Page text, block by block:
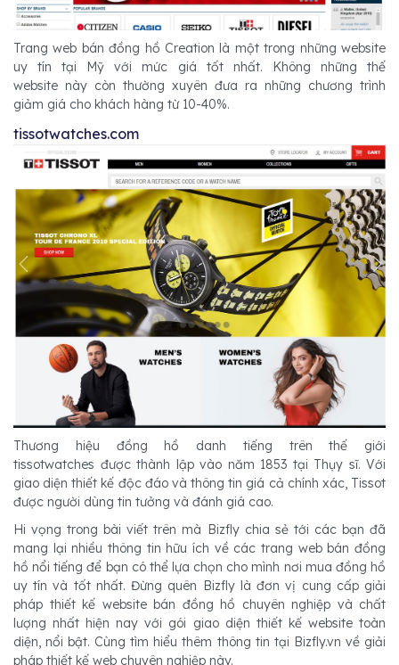
Trang web bán đồng hồ Creation là một trong những website
uy tín tại Mỹ với mức giá tốt nhất. Không những thế
website này còn thường xuyên đưa ra những chương trình
giảm giá cho khách hàng từ 10-40%.
tissotwatches.com
Thương hiệu đồng hồ danh tiếng trên thế giới
tissotwatches được thành lập vào năm 1853 tại Thụy sĩ. Với
giao diện thiết kế độc đáo và thông tin giá cả chính xác, Tissot
được người dùng tin tưởng và đánh giá cao.
Hi vọng trong bài viết trên mà Bizfly chia sẻ tới các bạn đã
mang lại nhiều thông tin hữu ích về các trang web bán đồng
hồ nổi tiếng để bạn có thể lựa chọn cho mình nơi mua đồng hồ
uy tín và tốt nhất. Đừng quên Bizfly là đơn vị cung cấp giải
pháp thiết kế website bán đồng hồ chuyên nghiệp và chất
lượng nhất hiện nay với gói giao diện thiết kế website toàn
diện, nổi bật. Cùng tìm hiểu thêm thông tin tại Bizfly.vn về giải
pháp thiết kế web chuyên nghiệp này.